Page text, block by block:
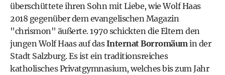
überschüttete ihren Sohn mit Liebe, wie Wolf Haas
2018 gegenüber dem evangelischen Magazin
"chrismon" äußerte. 1970 schickten die Eltern den
jungen Wolf Haas auf dasInternat Borromäum in der
Stadt Salzburg. Es ist ein traditionsreiches
katholisches Privatgymnasium, welches bis zum Jahr